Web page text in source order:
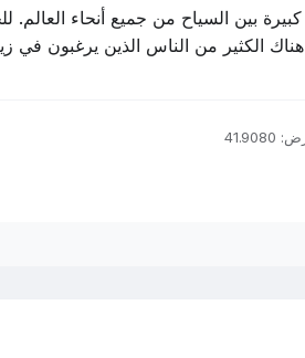
بين السياح من جميع أنحاء